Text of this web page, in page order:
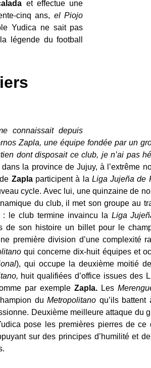
et effectue une
cinq ans, el Piojo
Yudica ne sait pas
légende du football
connaissait depuis
Zapla, une équipe fondée par un
dont disposait ce club, je n’ai pas
la province de Jujuy, à l’extrême
de Zaplaparticipent à la Liga Jujeña de
cycle. Avec lui, une quinzaine de
du club, il met son groupe au
: le club termine invaincu la Liga
de son histoire un billet pour le
première division d’une complexité
qui concerne dix-huit équipes et
), qui occupe la deuxième moitié
huit qualifiées d’office issues des
par exempleZapla. Les
duMetropolitano qu’ils
Deuxième meilleure attaque du
pose les premières pierres de ce
sur des principes d’humilité et